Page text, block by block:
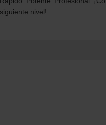
Rápido. Potente. Profesional.